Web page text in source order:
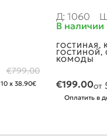
€799.00
x 38.90€
Д: 1060
В наличии
ГОСТИНАЯ,
ГОСТИНОЙ,
КОМОДЫ
€199.00от
Оплатить в